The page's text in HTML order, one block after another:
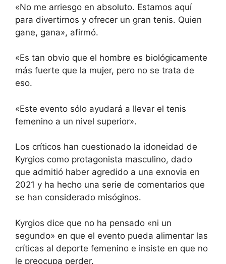
«No me arriesgo en absoluto. Estamos aquí
para divertirnos y ofrecer un gran tenis. Quien
gane, gana», afirmó.
«Es tan obvio que el hombre es biológicamente
más fuerte que la mujer, pero no se trata de
eso.
«Este evento sólo ayudará a llevar el tenis
femenino a un nivel superior».
Los críticos han cuestionado la idoneidad de
Kyrgios como protagonista masculino, dado
que admitió haber agredido a una exnovia en
2021 y ha hecho una serie de comentarios que
se han considerado misóginos.
Kyrgios dice que no ha pensado «ni un
segundo» en que el evento pueda alimentar las
críticas al deporte femenino e insiste en que no
le preocupa perder.